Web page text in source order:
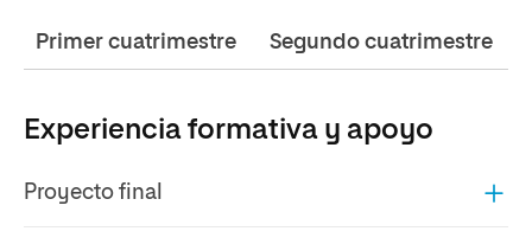
Primer cuatrimestre Segundo cuatrimestre
Experiencia formativa y apoyo
Proyecto final